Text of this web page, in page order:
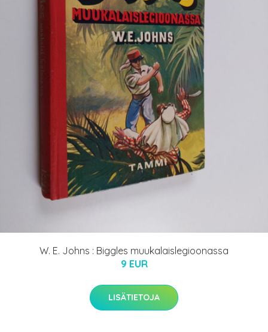
W. E. Johns : Biggles muukalaislegioonassa
9 EUR
LISÄTIETOJA